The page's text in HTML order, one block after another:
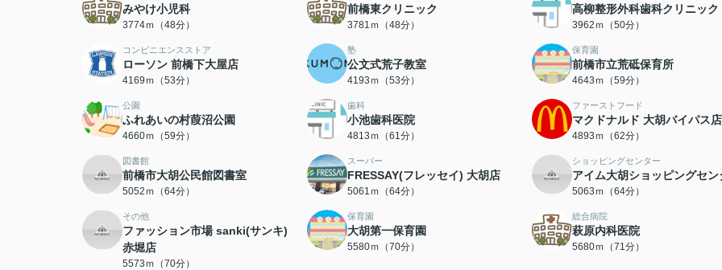
みやけ小児科
3774ｍ（48分）
前橋東クリニック
3781ｍ（48分）
高柳整形外科歯科クリニック
3962ｍ（50分）
コンビニエンスストア
ローソン 前橋下大屋店
4169ｍ（53分）
塾
公文式荒子教室
4193ｍ（53分）
保育園
前橋市立荒砥保育所
4643ｍ（59分）
公園
ふれあいの村葭沼公園
4660ｍ（59分）
歯科
小池歯科医院
4813ｍ（61分）
ファーストフード
マクドナルド 大胡バイパス店
4893ｍ（62分）
図書館
前橋市大胡公民館図書室
5052ｍ（64分）
スーパー
FRESSAY(フレッセイ) 大胡店
5061ｍ（64分）
ショッピングセンター
アイム大胡ショッピングセン
5063ｍ（64分）
その他
ファッション市場 sanki(サンキ)
赤堀店
5573ｍ（70分）
保育園
大胡第一保育園
5580ｍ（70分）
総合病院
萩原内科医院
5680ｍ（71分）